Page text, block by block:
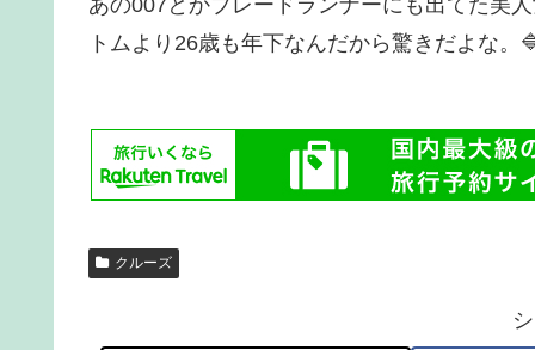
トムより26歳も年下なんだから驚きだよな。
クルーズ